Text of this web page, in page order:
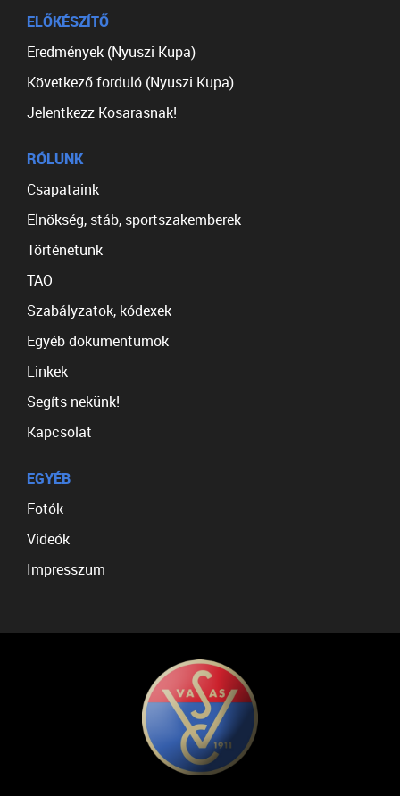
ELŐKÉSZÍTŐ
Eredmények (Nyuszi Kupa)
Következő forduló (Nyuszi Kupa)
Jelentkezz Kosarasnak!
RÓLUNK
Csapataink
Elnökség, stáb, sportszakemberek
Történetünk
TAO
Szabályzatok, kódexek
Egyéb dokumentumok
Linkek
Segíts nekünk!
Kapcsolat
EGYÉB
Fotók
Videók
Impresszum